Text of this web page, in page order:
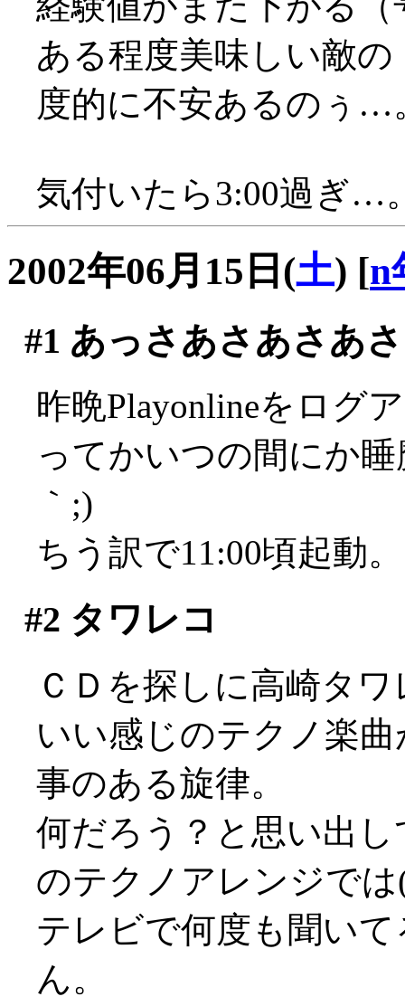
ある程度美味しい敵
度的に不安あるのぅ…
気付いたら3:00過ぎ…
2002年06月15日(土) [n
#1 あっさあさあさあ
昨晩Playonlineをログ
ってかいつの間にか
｀;)
ちう訳で11:00頃起動
#2 タワレコ
ＣＤを探しに高崎タ
いい感じのテクノ楽
事のある旋律。
何だろう？と思い出
のテクノアレンジでは
テレビで何度も聞い
ん。